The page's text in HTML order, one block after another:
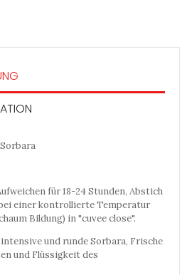
für 18-24 Stunden, Abstich
einer kontrollierte Temperatur
Bildung) in "cuvee close".
und runde Sorbara, Frische
und Flüssigkeit des